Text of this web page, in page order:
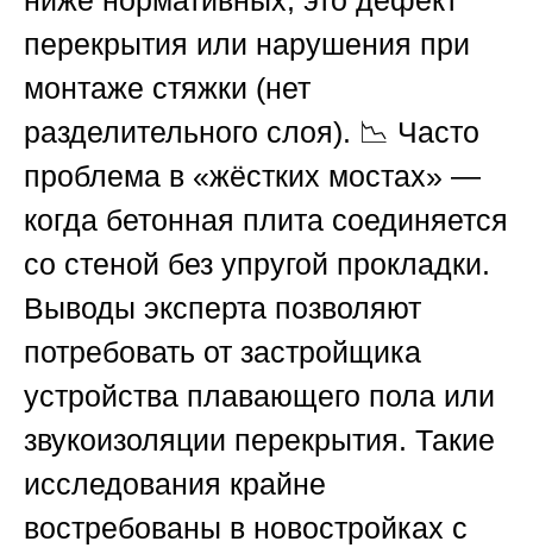
перекрытия или нарушения при
монтаже стяжки (нет
разделительного слоя). 📉 Часто
проблема в «жёстких мостах» —
когда бетонная плита соединяется
со стеной без упругой прокладки.
Выводы эксперта позволяют
потребовать от застройщика
устройства плавающего пола или
звукоизоляции перекрытия. Такие
исследования крайне
востребованы в новостройках с